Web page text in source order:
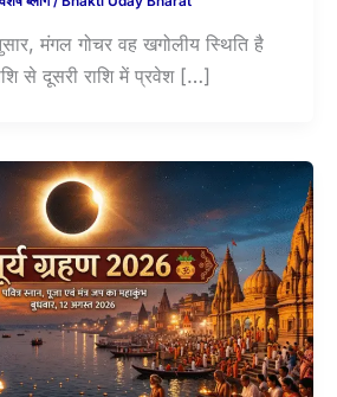
मंगल गोचर वह खगोलीय स्थिति है
से दूसरी राशि में प्रवेश […]